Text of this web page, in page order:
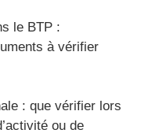
le BTP :
à vérifier
: que vérifier lors
ou de